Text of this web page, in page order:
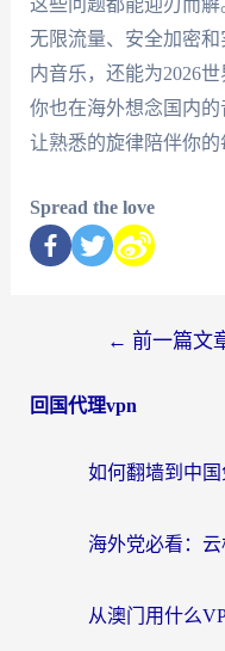
无限流量、安全加密
内音乐，还能为2026
你也在海外想念国内
让熟悉的旋律陪伴你的
Spread the love
← 前一篇文
回国代理vpn